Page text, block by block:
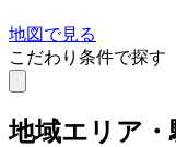
地図で見る
こだわり条件で探す
地域エリア・